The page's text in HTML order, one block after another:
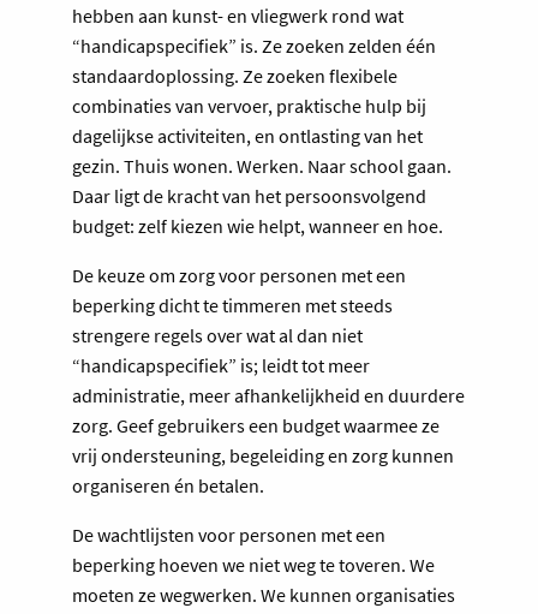
hebben aan kunst- en vliegwerk rond wat
“handicapspecifiek” is. Ze zoeken zelden één
standaardoplossing. Ze zoeken flexibele
combinaties van vervoer, praktische hulp bij
dagelijkse activiteiten, en ontlasting van het
gezin. Thuis wonen. Werken. Naar school gaan.
Daar ligt de kracht van het persoonsvolgend
budget: zelf kiezen wie helpt, wanneer en hoe.
De keuze om zorg voor personen met een
beperking dicht te timmeren met steeds
strengere regels over wat al dan niet
“handicapspecifiek” is; leidt tot meer
administratie, meer afhankelijkheid en duurdere
zorg. Geef gebruikers een budget waarmee ze
vrij ondersteuning, begeleiding en zorg kunnen
organiseren én betalen.
De wachtlijsten voor personen met een
beperking hoeven we niet weg te toveren. We
moeten ze wegwerken. We kunnen organisaties